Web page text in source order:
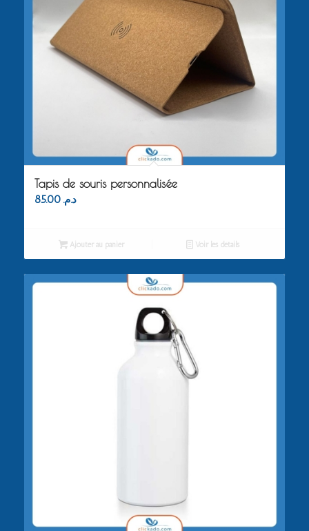
Tapis de souris personnalisée
د.م. 85.00
Ajouter au panier Voir les détails